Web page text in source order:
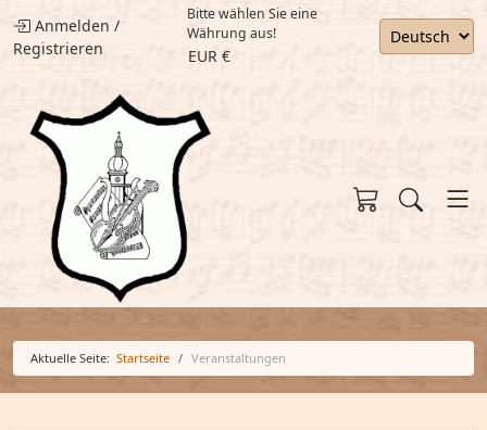
Anmelden /
Registrieren
Bitte wählen Sie eine
Währung aus!
EUR €
Aktuelle Seite: Startseite Veranstaltungen